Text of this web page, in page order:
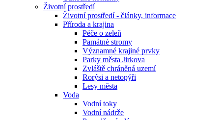
Životní prostředí
Životní prostředí - články, informace
Příroda a krajina
Péče o zeleň
Památné stromy
Významné krajiné prvky
Parky města Jirkova
Zvláště chráněná uzemí
Rorýsi a netopýři
Lesy města
Voda
Vodní toky
Vodní nádrže